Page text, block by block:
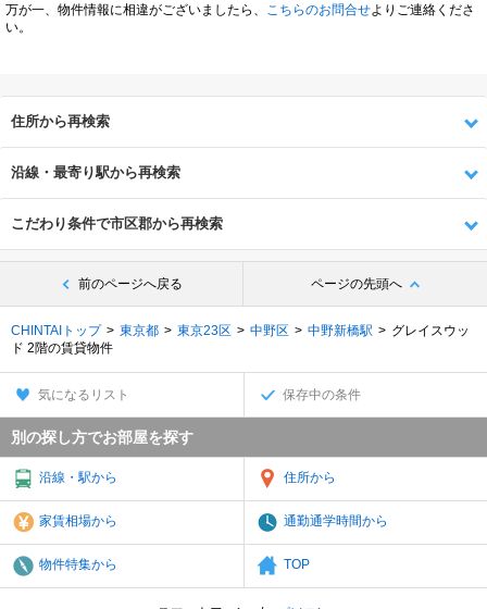
万が一、物件情報に相違がございましたら、
こちらのお問合せよりご連絡くださ
い。
住所から再検索
沿線・最寄り駅から再検索
こだわり条件で市区郡から再検索
前のページへ戻る ページの先頭へ
CHINTAIトップ 東京都 東京23区 中野区 中野新橋駅
グレイスウッ
ド 2階の賃貸物件
気になるリスト 保存中の条件
別の探し方でお部屋を探す
沿線・駅から 住所から
家賃相場から 通勤通学時間から
物件特集から TOP